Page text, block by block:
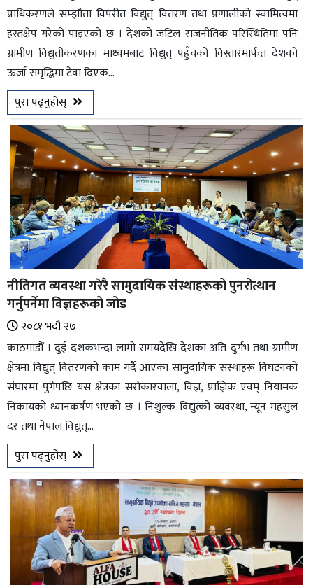
प्राधिकरणले सम्झौता विपरीत विद्युत् वितरण तथा प्रणालीको स्वामित्वमा
हस्तक्षेप गरेको पाइएको छ । देशको जटिल राजनीतिक परिस्थितिमा पनि
ग्रामीण विद्युतीकरणका माध्यमबाट विद्युत् पहुँचको विस्तारमार्फत देशको
ऊर्जा समृद्धिमा टेवा दिएक...
पुरा पढ्नुहोस्
नीतिगत व्यवस्था गरेरै सामुदायिक संस्थाहरूको पुनरोत्थान
गर्नुपर्नेमा विज्ञहरूको जोड
२०८१ भदौ २७
काठमाडौँ । दुई दशकभन्दा लामो समयदेखि देशका अति दुर्गभ तथा ग्रामीण
क्षेत्रमा विद्युत् वितरणको काम गर्दै आएका सामुदायिक संस्थाहरू विघटनको
संघारमा पुगेपछि यस क्षेत्रका सरोकारवाला, विज्ञ, प्राज्ञिक एवम् नियामक
निकायको ध्यानकर्षण भएको छ । निशुल्क विद्युत्को व्यवस्था, न्यून महसुल
दर तथा नेपाल विद्युत्...
पुरा पढ्नुहोस्